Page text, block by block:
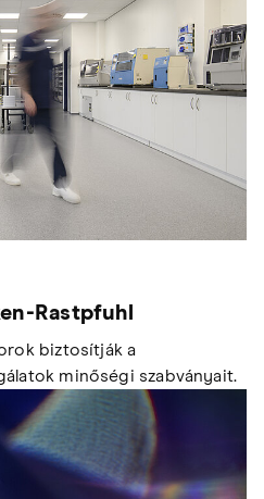
Rastpfuhl
biztosítják a
minőségi szabványait.